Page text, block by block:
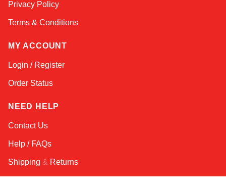
Privacy Policy
Terms & Conditions
MY ACCOUNT
Login / Register
Order Status
NEED HELP
Contact Us
Help / FAQs
Shipping & Returns